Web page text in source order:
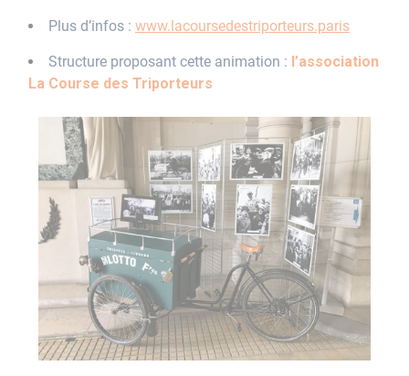
Plus d’infos : www.lacoursedestriporteurs.paris
Structure proposant cette animation : l’association
La Course des Triporteurs